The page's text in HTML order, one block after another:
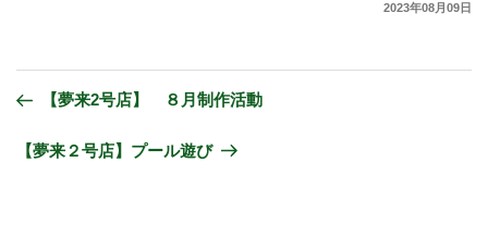
2023年08月09日
【夢来2号店】 ８月制作活動
【夢来２号店】プール遊び